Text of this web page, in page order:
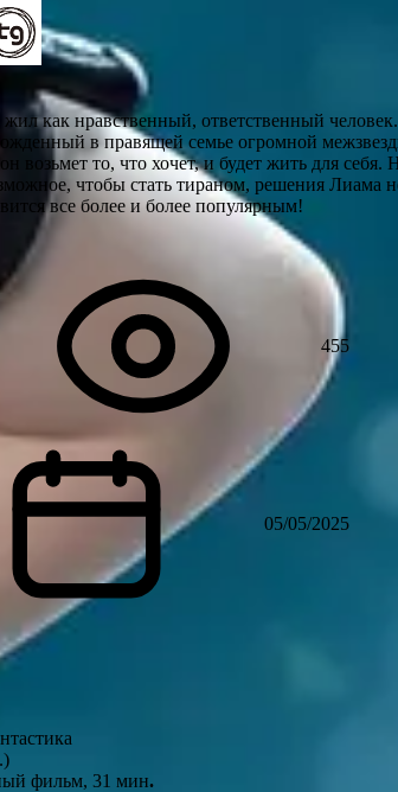
как нравственный, ответственный
в правящей семье огромной
возьмет то, что хочет, и будет жить для себя.
чтобы стать тираном, решения Лиама
все более и более популярным!
455
05/05/2025
фильм, 31 мин.